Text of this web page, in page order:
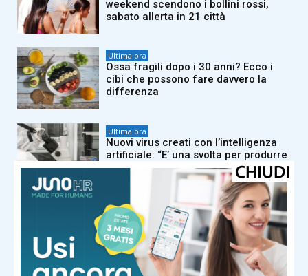
weekend scendono i bollini rossi,
sabato allerta in 21 città
Ultima ora
Ossa fragili dopo i 30 anni? Ecco i
cibi che possono fare davvero la
differenza
Ultima ora
Nuovi virus creati con l’intelligenza
artificiale: “E’ una svolta per produrre
farmaci e terapie”
Ultima ora
SuperEnalotto, numeri combinazione
vincente oggi 6 agosto